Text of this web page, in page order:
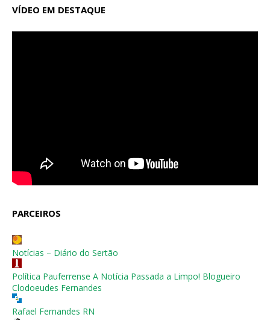
VÍDEO EM DESTAQUE
PARCEIROS
Notícias – Diário do Sertão
Política Pauferrense A Notícia Passada a Limpo! Blogueiro
Clodoeudes Fernandes
Rafael Fernandes RN